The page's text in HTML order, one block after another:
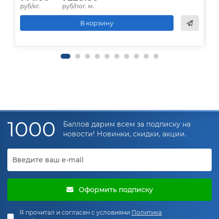
руб/кг. руб/пог. м.
В корзину
1000
Баллов дарим всем за подписку на
новости! Новинки, скидки, акции.
Оформить подписку
Я прочитал и согласен с условиями Политика